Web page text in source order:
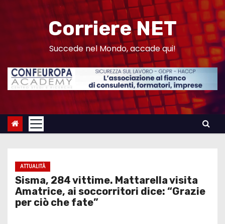
n
Corriere NET
Succede nel Mondo, accade qui!
ATTUALITÀ
Sisma, 284 vittime. Mattarella visita
Amatrice, ai soccorritori dice: “Grazie
per ciò che fate”